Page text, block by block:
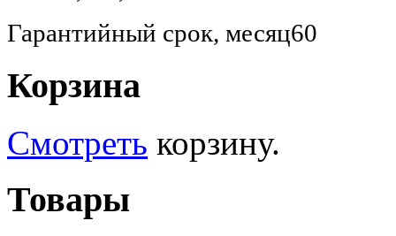
Гарантийный срок, месяц60
Корзина
Смотреть корзину.
Товары